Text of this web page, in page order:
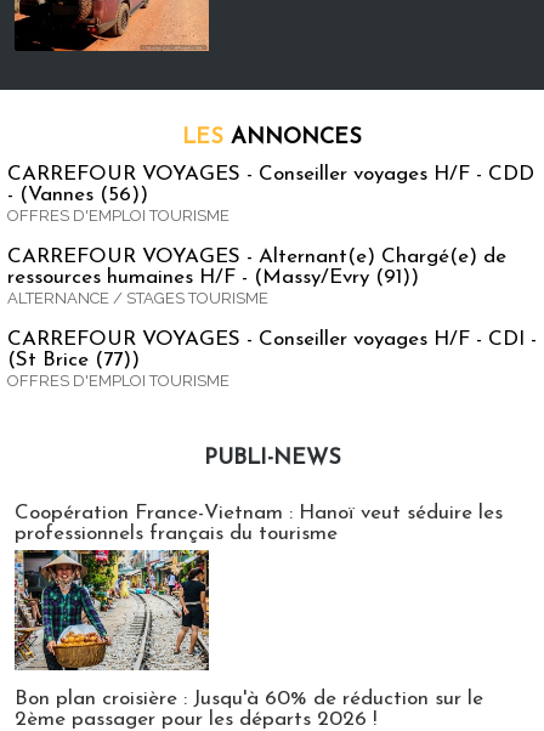
LES ANNONCES
CARREFOUR VOYAGES - Conseiller voyages H/F - CDD
- (Vannes (56))
OFFRES D'EMPLOI TOURISME
CARREFOUR VOYAGES - Alternant(e) Chargé(e) de
ressources humaines H/F - (Massy/Evry (91))
ALTERNANCE / STAGES TOURISME
CARREFOUR VOYAGES - Conseiller voyages H/F - CDI -
(St Brice (77))
OFFRES D'EMPLOI TOURISME
PUBLI-NEWS
Coopération France-Vietnam : Hanoï veut séduire les
professionnels français du tourisme
Bon plan croisière : Jusqu'à 60% de réduction sur le
2ème passager pour les départs 2026 !